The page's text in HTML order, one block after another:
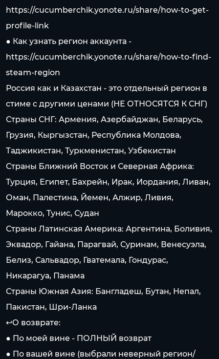
https://cucumberchik.yonote.ru/share/how-to-get-
profile-link
● Как узнать регион аккаунта -
https://cucumberchik.yonote.ru/share/how-to-find-
steam-region
Россия как и Казахстан - это отдельный регион в
стиме c другими ценами (НЕ ОТНОСЯТСЯ К СНГ)
Страны СНГ: Армения, Азербайджан, Беларусь,
Грузия, Кыргызстан, Республика Молдова,
Таджикистан, Туркменистан, Узбекистан
Страны Ближний Восток и Северная Африка:
Турция, Египет, Бахрейн, Ирак, Иордания, Ливан,
Оман, Палестина, Йемен, Алжир, Ливия,
Марокко, Тунис, Судан
Страны Латинская Америка: Аргентина, Боливия,
Эквадор, Гайана, Парагвай, Суринам, Венесуэла,
Белиз, Сальвадор, Гватемала, Гондурас,
Никарагуа, Панама
Страны Южная Азия: Бангладеш, Бутан, Непал,
Пакистан, Шри-Ланка
↩️О возврате:
● По моей вине - ПОЛНЫЙ возврат
● По вашей вине (выбрали неверный регион/